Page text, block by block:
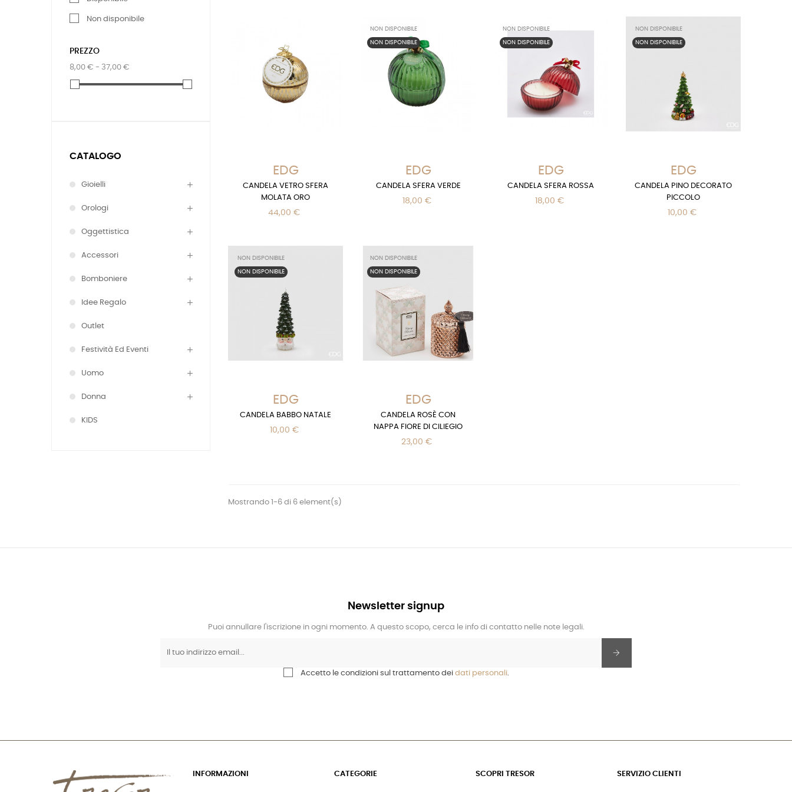
Non disponibile
PREZZO
8,00 € - 37,00 €
CATALOGO
Gioielli
Orologi
Oggettistica
Accessori
Bomboniere
Idee Regalo
Outlet
Festività Ed Eventi
Uomo
Donna
KIDS
EDG
CANDELA VETRO SFERA
MOLATA ORO
44,00 €
NON DISPONIBILE
NON DISPONIBILE
EDG
CANDELA SFERA VERDE
18,00 €
NON DISPONIBILE
NON DISPONIBILE
EDG
CANDELA SFERA ROSSA
18,00 €
NON DISPONIBILE
NON DISPONIBILE
EDG
CANDELA PINO DECORATO
PICCOLO
10,00 €
NON DISPONIBILE
NON DISPONIBILE
EDG
CANDELA BABBO NATALE
10,00 €
NON DISPONIBILE
NON DISPONIBILE
EDG
CANDELA ROSÈ CON
NAPPA FIORE DI CILIEGIO
23,00 €
Mostrando 1-6 di 6 element(s)
Newsletter signup
Puoi annullare l'iscrizione in ogni momento. A questo scopo, cerca le info di contatto nelle note legali.
Accetto le condizioni sul trattamento dei dati personali.
INFORMAZIONI CATEGORIE SCOPRI TRESOR SERVIZIO CLIENTI